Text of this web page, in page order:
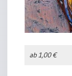
ab 1,00 €